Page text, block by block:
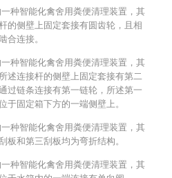
种智能化禽舍用粪便清理装置，其
的侧壁上固定套接有圆齿轮，且相
合连接。
种智能化禽舍用粪便清理装置，其
述连接杆的侧壁上固定套接有第二
过链条连接有第一链轮，所述第一
于固定箱下方的一端侧壁上。
种智能化禽舍用粪便清理装置，其
板和第三刮板均为弯折结构。
种智能化禽舍用粪便清理装置，其